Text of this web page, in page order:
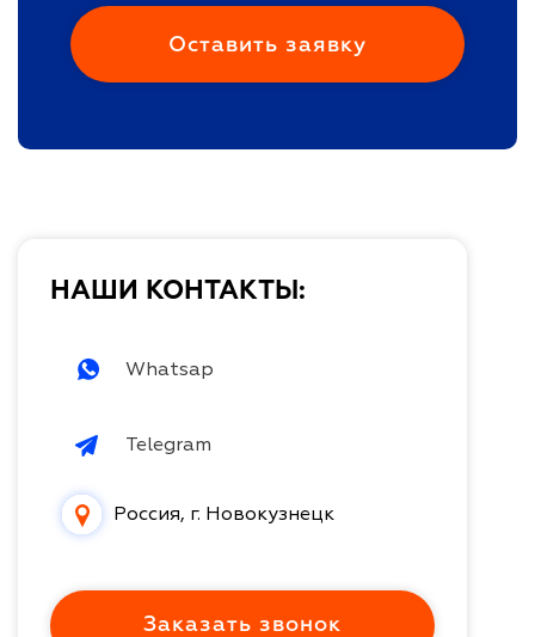
НАШИ КОНТАКТЫ:
Whatsap
Telegram
Россия, г. Новокузнецк
Заказать звонок